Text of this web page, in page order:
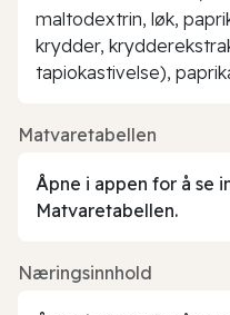
maltodextrin, løk,
krydder,
tapiokastivelse),
Matvaretabellen
Åpne i appen for å se
Matvaretabellen.
Næringsinnhold